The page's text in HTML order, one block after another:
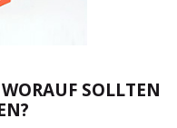
SOLLTEN